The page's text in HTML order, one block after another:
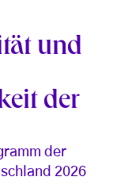
und
der
der
2026